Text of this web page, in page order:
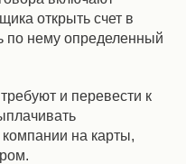
открыть счет в
по нему определенный
и перевести к
на карты,